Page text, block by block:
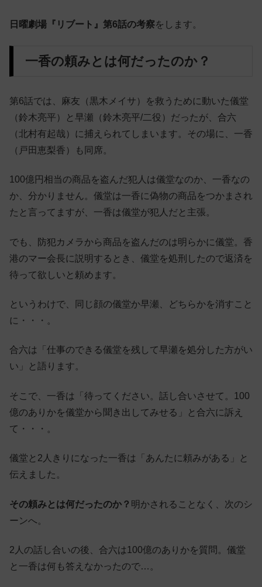
日曜劇場『リブート』第6話の考察をします。
一香の頼みとは何だったのか？
第6話では、麻友（黒木メイサ）を救うために動いた儀堂
（鈴木亮平）と早瀬（鈴木亮平/二役）だったが、合六
（北村有起哉）に捕えられてしまいます。その場に、一香
（戸田恵梨香）も同席。
100億円相当の商品を盗んだ犯人は儀堂なのか、一香なの
か、分かりません。儀堂は一香に偽物の商品をつかまされ
たと言ってますが、一香は儀堂が犯人だと主張。
でも、防犯カメラから商品を盗んだのは明らかに儀堂。香
港のマー会長に説明するとき、儀堂を処刑したので返済を
待って欲しいと頼めます。
というわけで、同じ顔の儀堂か早瀬、どちらかを消すこと
に・・・。
合六は「仕事のできる儀堂を残して早瀬を処分した方がい
い」と語ります。
そこで、一香は「待ってください。話し合いさせて。100
億のありかを儀堂から聞き出してみせる」と合六に訴え
て・・・。
儀堂と2人きりになった一香は「あんたに頼みがある」と
伝えました。
その頼みとは何だったのか？ 明かされることなく、次のシ
ーンへ。
2人の話し合いの後、合六は100億のありかを質問。儀堂
と一香は何も答えなかったので…。